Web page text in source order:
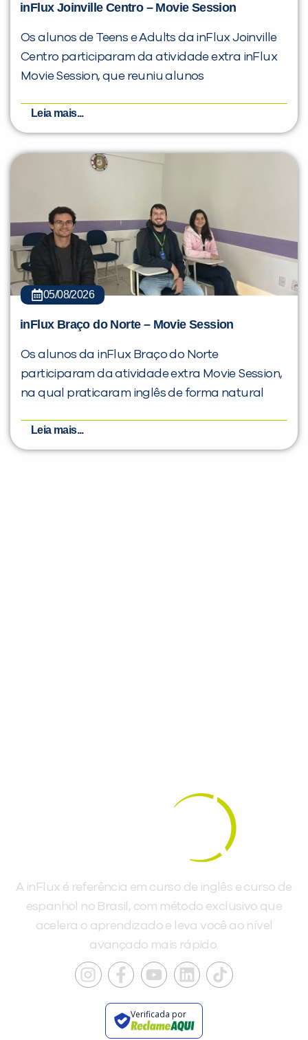
inFlux Joinville Centro – Movie Session
Os alunos de Teens e Adults da inFlux Joinville
Centro participaram da atividade extra inFlux
Movie Session, que reuniu alunos
Leia mais...
05/08/2026
inFlux Braço do Norte – Movie Session
Os alunos da inFlux Braço do Norte
participaram da atividade extra Movie Session,
na qual praticaram inglês de forma natural
Leia mais...
A inFlux é referência em curso de inglês e curso de
espanhol no Brasil, com método exclusivo que
acelera o aprendizado e leva você ao nível
avançado mais rápido.
Verificada por